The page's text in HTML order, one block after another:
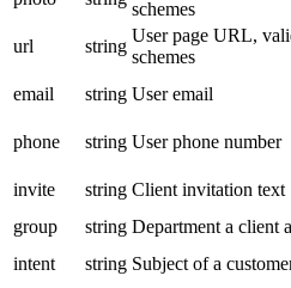
schemes
url
string
User page URL,
schemes
email
string User email
phone
string User phone number
invite
string Client invitation text
group
string Department a client
intent
string Subject of a